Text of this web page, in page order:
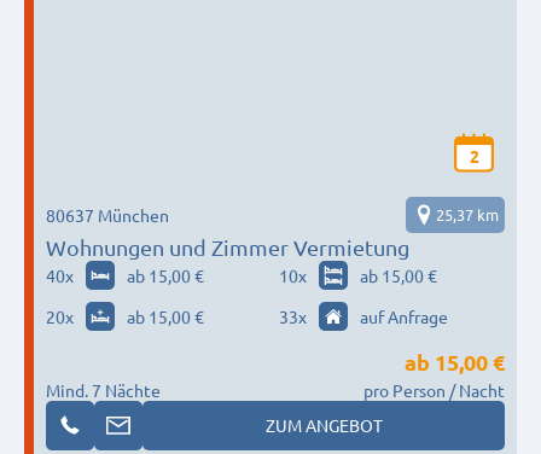
2
Wohnungen und Zimmer Vermietung
80637 München 25,37 km
40x ab 15,00 € 10x
ab 15,00 €
20x ab 15,00 € 33x auf Anfrage
Mind. 7 Nächte
ab 15,00 €
pro Person / Nacht
ZUM ANGEBOT